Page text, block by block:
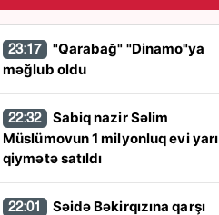
23:17
məğlub oldu
22:32
Müslümovun 1 milyonluq evi yarı
qiymətə satıldı
22:01